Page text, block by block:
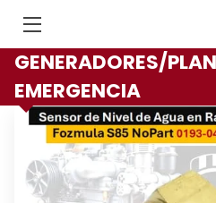
INICIO
FACILIDADES
SERVICIOS
NOSOTROS
GENERADORES/
EMERGENCIA